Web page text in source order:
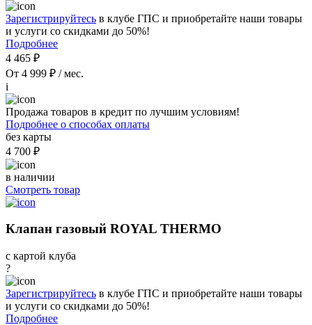
Зарегистрируйтесь в клубе ГПС и приобретайте наши товары
и услуги со скидками до 50%!
Подробнее
4 465 ₽
От 4 999 ₽ / мес.
i
Продажа товаров в кредит по лучшим условиям!
Подробнее о способах оплаты
без карты
4 700 ₽
в наличии
Смотреть товар
Клапан газовый ROYAL THERMO
с картой клуба
?
Зарегистрируйтесь в клубе ГПС и приобретайте наши товары
и услуги со скидками до 50%!
Подробнее